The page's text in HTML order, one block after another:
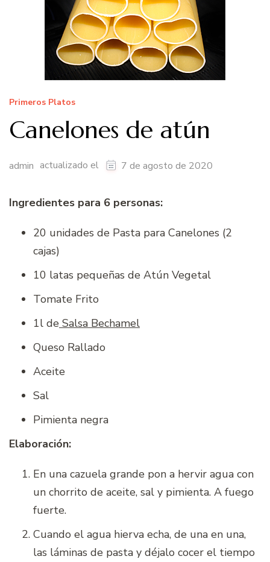
Primeros Platos
Canelones de atún
admin actualizado el 7 de agosto de 2020
Ingredientes para 6 personas:
20 unidades de Pasta para Canelones (2
cajas)
10 latas pequeñas de Atún Vegetal
Tomate Frito
1l de Salsa Bechamel
Queso Rallado
Aceite
Sal
Pimienta negra
Elaboración:
En una cazuela grande pon a hervir agua con
un chorrito de aceite, sal y pimienta. A fuego
fuerte.
Cuando el agua hierva echa, de una en una,
las láminas de pasta y déjalo cocer el tiempo